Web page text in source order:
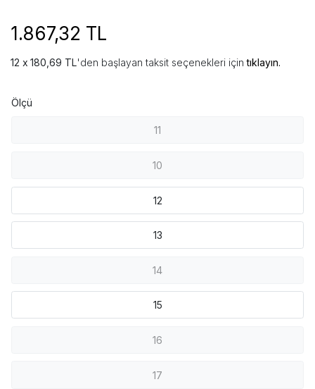
1.867,32 TL
180,69 TL'den başlayan taksit seçenekleri içintıklayın.
Ölçü
11
10
12
13
14
15
16
17